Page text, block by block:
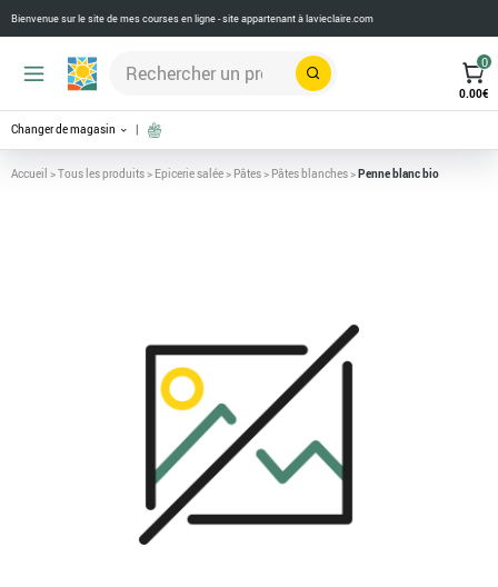
Bienvenue sur le site de mes courses en ligne - site appartenant àlavieclaire.com
Rechercher
0
0.00€
Changer de magasin
Accueil >Tous les produits> Epicerie salée> Pâtes> Pâtes blanches>Penne blanc bio